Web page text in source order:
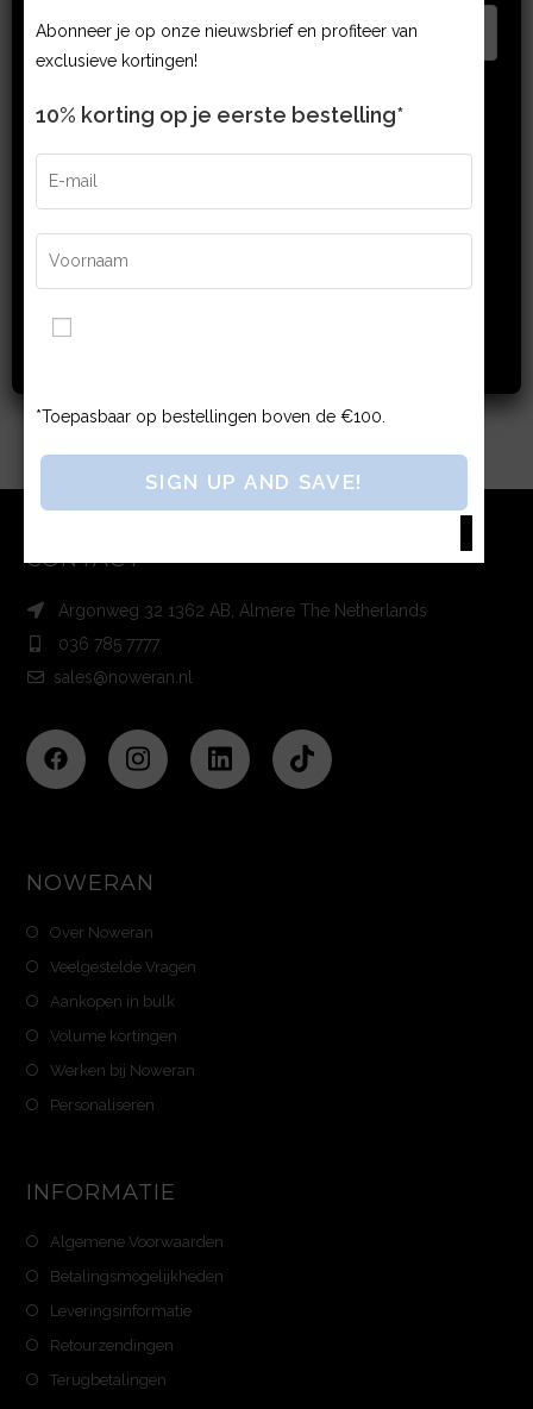
Geslacht
mannelijk
vrouwelijk
CONTACT
Argonweg 32 1362 AB, Almere The Netherlands
036 785 7777
NOWERAN
Over Noweran
Veelgestelde Vragen
Aankopen in bulk
Volume kortingen
Werken bij Noweran
Personaliseren
INFORMATIE
Algemene Voorwaarden
Betalingsmogelijkheden
Leveringsinformatie
Retourzendingen
Terugbetalingen
Abonneer je op onze nieuwsbrief en profiteer van
exclusieve kortingen!
10% korting op je eerste bestelling*
*Toepasbaar op bestellingen boven de €100.